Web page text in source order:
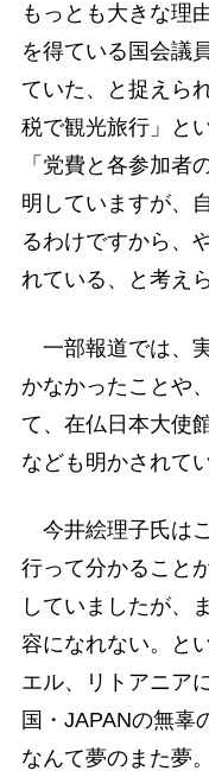
もっとも大きな理
を得ている国会議
ていた、と捉えら
税で観光旅行」と
「党費と各参加者
明していますが、
るわけですから、
れている、と考え
一部報道では、
かなかったことや
て、在仏日本大使
なども明かされて
今井絵理子氏は
行って分かること
していましたが、
容になれない。と
エル、リトアニア
国・JAPANの無辜
なんて夢のまた夢